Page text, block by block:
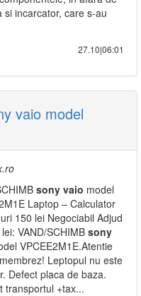
incarcator, care s-au
27.10|06:01
vaio model
sony vaio model
Laptop – Calculator
150 lei Negociabil Adjud
VAND/SCHIMB sony
VPCEE2M1E.Atentie
Leptopul nu este
Defect placa de baza.
transportul +tax...